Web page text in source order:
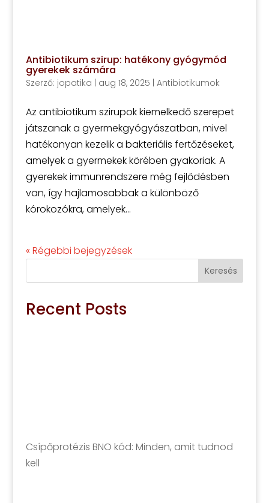
Antibiotikum szirup: hatékony gyógymód
gyerekek számára
Szerző: jopatika | aug 18, 2025 | Antibiotikumok
Az antibiotikum szirupok kiemelkedő szerepet
játszanak a gyermekgyógyászatban, mivel
hatékonyan kezelik a bakteriális fertőzéseket,
amelyek a gyermekek körében gyakoriak. A
gyerekek immunrendszere még fejlődésben
van, így hajlamosabbak a különböző
kórokozókra, amelyek...
« Régebbi bejegyzések
Keresés
Recent Posts
Csípőprotézis BNO kód: Minden, amit tudnod
kell